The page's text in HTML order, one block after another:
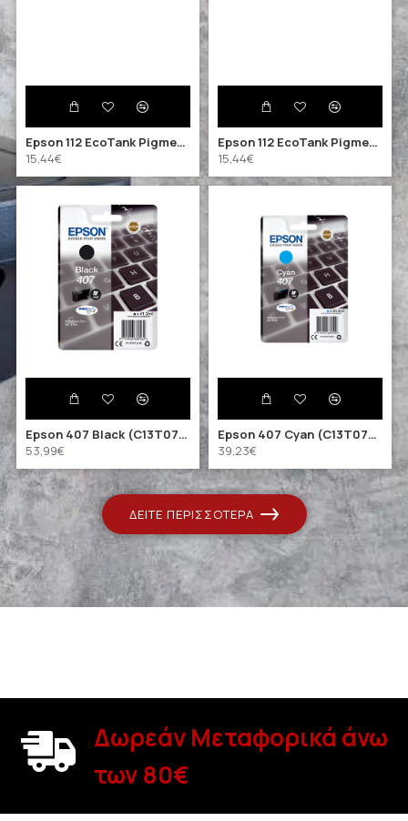
Epson 112 EcoTank Pigment Magenta ink bottle (C13T06C34A) (EPST06C34A)
15,44€
Epson 112 EcoTank Pigment Yellow ink bottle (C13T06C44A) (EPST06C44A)
15,44€
Epson 407 Black (C13T07U140) (EPST07U140)
53,99€
Epson 407 Cyan (C13T07U240) (EPST07U240)
39,23€
ΔΕΊΤΕ ΠΕΡΙΣΣΌΤΕΡΑ
Δωρεάν Μεταφορικά άνω
των 80€